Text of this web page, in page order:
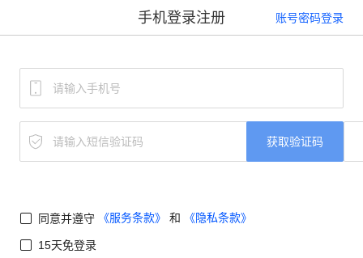
手机登录注册 账号密码登录
获取验证码
同意并遵守 《服务条款》 和 《隐私条款》
15天免登录